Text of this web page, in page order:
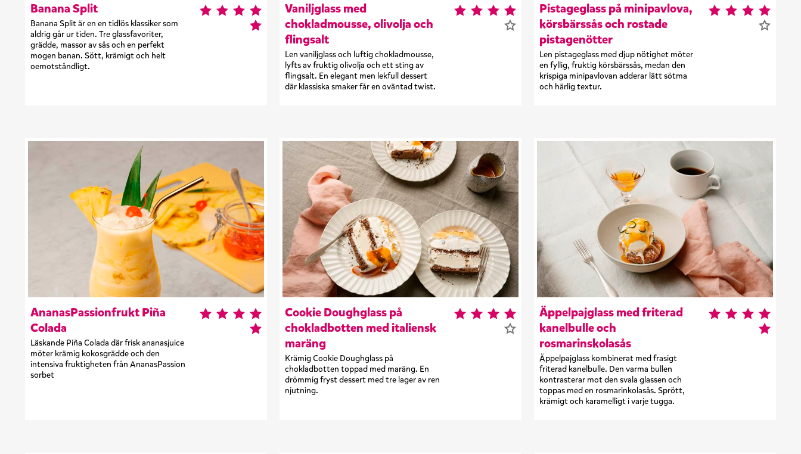
Banana Split
Banana Split är en en tidlös klassiker som
aldrig går ur tiden. Tre glassfavoriter,
grädde, massor av sås och en perfekt
mogen banan. Sött, krämigt och helt
oemotståndligt.
Vaniljglass med
chokladmousse, olivolja och
flingsalt
Len vaniljglass och luftig chokladmousse,
lyfts av fruktig olivolja och ett sting av
flingsalt. En elegant men lekfull dessert
där klassiska smaker får en oväntad twist.
Pistageglass på minipavlova,
körsbärssås och rostade
pistagenötter
Len pistageglass med djup nötighet möter
en fyllig, fruktig körsbärssås, medan den
krispiga minipavlovan adderar lätt sötma
och härlig textur.
AnanasPassionfrukt Piña
Colada
Läskande Piña Colada där frisk ananasjuice
möter krämig kokosgrädde och den
intensiva fruktigheten från AnanasPassion
sorbet
Cookie Doughglass på
chokladbotten med italiensk
maräng
Krämig Cookie Doughglass på
chokladbotten toppad med maräng. En
drömmig fryst dessert med tre lager av ren
njutning.
Äppelpajglass med friterad
kanelbulle och
rosmarinskolasås
Äppelpajglass kombinerat med frasigt
friterad kanelbulle. Den varma bullen
kontrasterar mot den svala glassen och
toppas med en rosmarinkolasås. Sprött,
krämigt och karamelligt i varje tugga.